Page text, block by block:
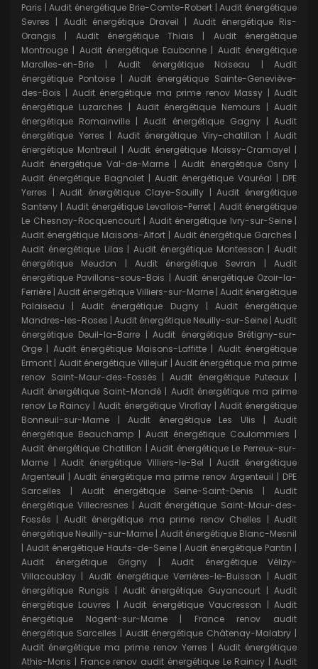
Paris |Audit énergétique Brie-Comte-Robert|Audit énergétique
Sevres | Audit énergétique Draveil | Audit énergétique Ris-
Orangis | Audit énergétique Thiais | Audit énergétique
Montrouge | Audit énergétique Eaubonne | Audit énergétique
Marolles-en-Brie | Audit énergétique Noiseau | Audit
énergétique Pontoise | Audit énergétique Sainte-Geneviève-
des-Bois | Audit énergétique ma prime renov Massy |Audit
énergétique Luzarches | Audit énergétique Nemours |Audit
énergétique Romainville |Audit énergétique Gagny|Audit
énergétique Yerres | Audit énergétique Viry-chatillon |Audit
énergétique Montreuil |Audit énergétique Moissy-Cramayel |
Audit énergétique Val-de-Marne |Audit énergétique Osny |
Audit énergétique Bagnolet | Audit énergétique Vauréal | DPE
Yerres |Audit énergétique Claye-Souilly |Audit énergétique
Santeny | Audit énergétique Levallois-Perret | Audit énergétique
Le Chesnay-Rocquencourt| Audit énergétique Ivry-sur-Seine|
Audit énergétique Maisons-Alfort | Audit énergétique Garches |
Audit énergétique Lilas | Audit énergétique Montesson | Audit
énergétique Meudon | Audit énergétique Sevran |Audit
énergétique Pavillons-sous-Bois |Audit énergétique Ozoir-la-
Ferrière | Audit énergétique Villiers-sur-Marne | Audit énergétique
Palaiseau |Audit énergétique Dugny| Audit énergétique
Mandres-les-Roses | Audit énergétique Neuilly-sur-Seine | Audit
énergétique Deuil-la-Barre |Audit énergétique Brétigny-sur-
Orge | Audit énergétique Maisons-Laffitte | Audit énergétique
Ermont | Audit énergétique Villejuif |Audit énergétique ma prime
renov Saint-Maur-des-Fossés |Audit énergétique Puteaux |
Audit énergétique Saint-Mandé | Audit énergétique ma prime
renov Le Raincy |Audit énergétique Viroflay| Audit énergétique
Bonneuil-sur-Marne |Audit énergétique Les Ulis |Audit
énergétique Beauchamp | Audit énergétique Coulommiers |
Audit énergétique Chatillon |Audit énergétique Le Perreux-sur-
Marne |Audit énergétique Villiers-le-Bel |Audit énergétique
Argenteuil | Audit énergétique ma prime renov Argenteuil | DPE
Sarcelles | Audit énergétique Seine-Saint-Denis |Audit
énergétique Villecresnes | Audit énergétique Saint-Maur-des-
Fossés | Audit énergétique ma prime renov Chelles |Audit
énergétique Neuilly-sur-Marne | Audit énergétique Blanc-Mesnil
| Audit énergétique Hauts-de-Seine | Audit énergétique Pantin |
Audit énergétique Grigny | Audit énergétique Vélizy-
Villacoublay | Audit énergétique Verrières-le-Buisson |Audit
énergétique Rungis | Audit énergétique Guyancourt |Audit
énergétique Louvres |Audit énergétique Vaucresson |Audit
énergétique Nogent-sur-Marne| France renov audit
énergétique Sarcelles | Audit énergétique Châtenay-Malabry |
Audit énergétique ma prime renov Yerres | Audit énergétique
Athis-Mons | France renov audit énergétique Le Raincy |Audit